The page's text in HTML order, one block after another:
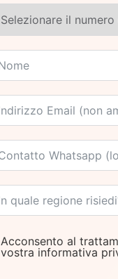
Acconsento al
vostra informativa